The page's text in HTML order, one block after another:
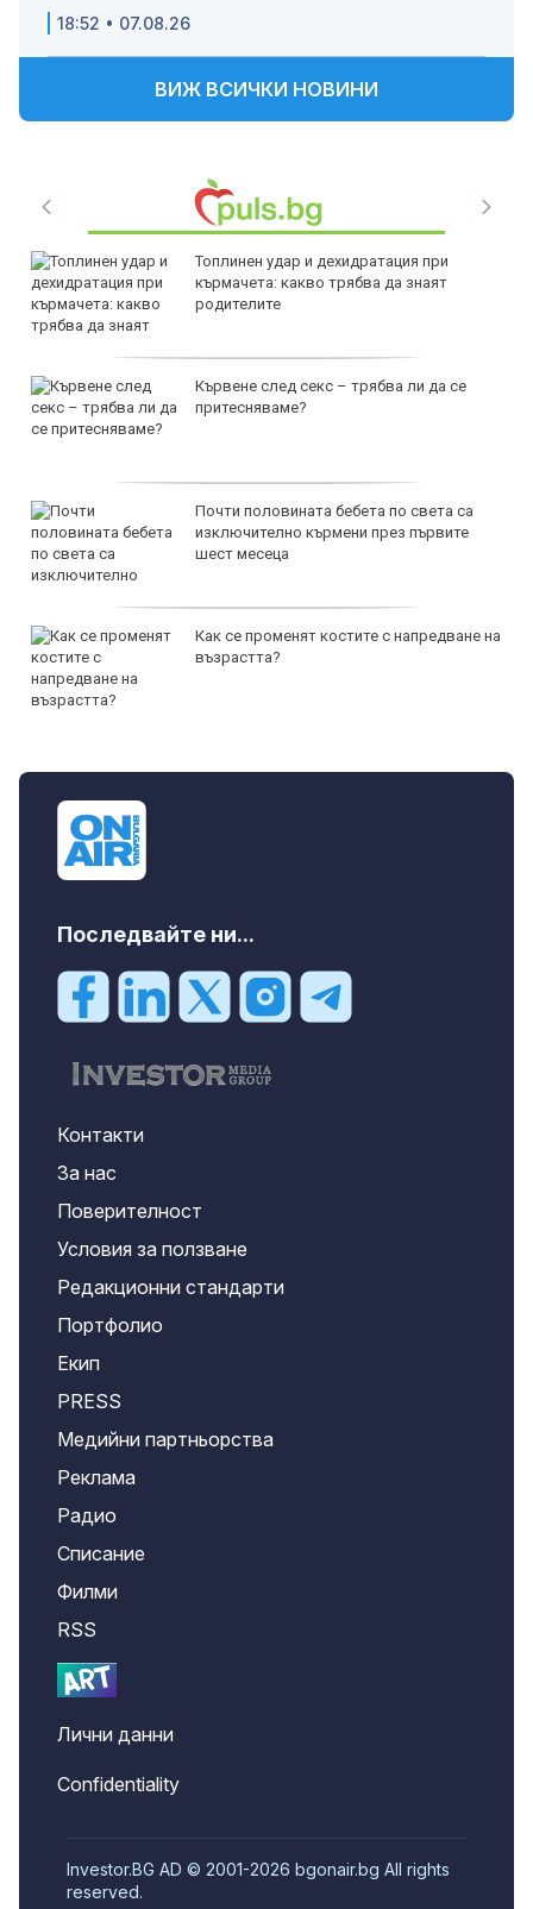
18:52 • 07.08.26
ВИЖ ВСИЧКИ НОВИНИ
Топлинен удар и дехидратация при
кърмачета: какво трябва да знаят
родителите
Кървене след секс – трябва ли да се
притесняваме?
Почти половината бебета по света са
изключително кърмени през първите
шест месеца
Как се променят костите с напредване на
възрастта?
Последвайте ни...
Контакти
За нас
Поверителност
Условия за ползване
Редакционни стандарти
Портфолио
Екип
PRESS
Медийни партньорства
Реклама
Радио
Списание
Филми
RSS
Лични данни
Confidentiality
Investor.BG AD © 2001-2026 bgonair.bg All rights
reserved.